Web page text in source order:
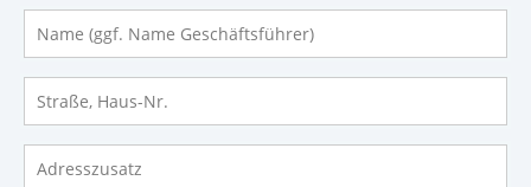
Straße, Haus-Nr.
Adresszusatz